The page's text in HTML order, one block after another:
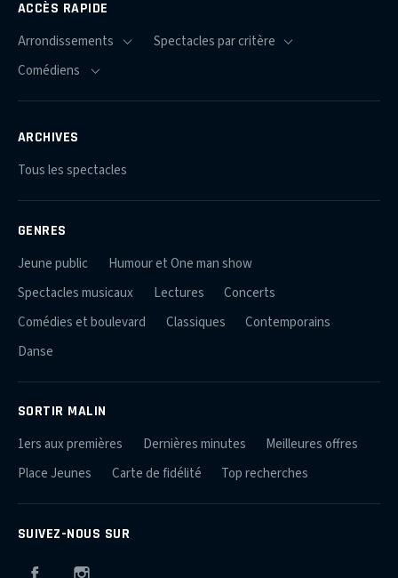
ACCÈS RAPIDE
ARCHIVES
Tous les spectacles
GENRES
Jeune public
Humour et One man show
Spectacles musicaux
Lectures
Concerts
Comédies et boulevard
Classiques
Contemporains
Danse
SORTIR MALIN
1ers aux premières Dernières minutes
Meilleures offres
Place Jeunes
Carte de fidélité Top recherches
SUIVEZ-NOUS SUR
Facebook